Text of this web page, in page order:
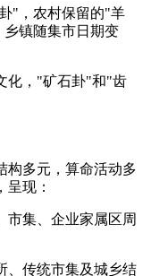
"，农村保留的"羊
乡镇随集市日期变
化，"矿石卦"和"齿
构多元，算命活动多
现：
市集、企业家属区周
、传统市集及城乡结